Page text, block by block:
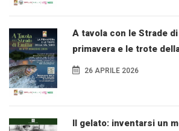
A tavola con le Strade
primavera e le trote
26 APRILE 2026
Il gelato: inventarsi un